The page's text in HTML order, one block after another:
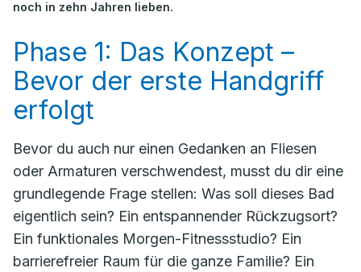
noch in zehn Jahren lieben.
Phase 1: Das Konzept –
Bevor der erste Handgriff
erfolgt
Bevor du auch nur einen Gedanken an Fliesen
oder Armaturen verschwendest, musst du dir eine
grundlegende Frage stellen: Was soll dieses Bad
eigentlich sein? Ein entspannender Rückzugsort?
Ein funktionales Morgen-Fitnessstudio? Ein
barrierefreier Raum für die ganze Familie? Ein